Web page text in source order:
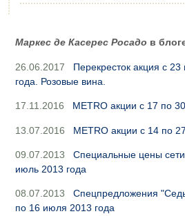
Маркес де Касерес Росадо в
26.06.2017
Перекресток акция с
года. Розовые вина.
17.11.2016 METRO акции с 17 по
13.07.2016 METRO акции с 14 по
09.07.2013
Специальные цены
июль 2013 года
08.07.2013
Спецпредложения
по 16 июля 2013 года